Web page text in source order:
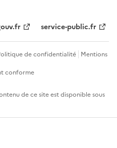
service-public.fr
de confidentialité Mentions
conforme
de ce site est disponible sous